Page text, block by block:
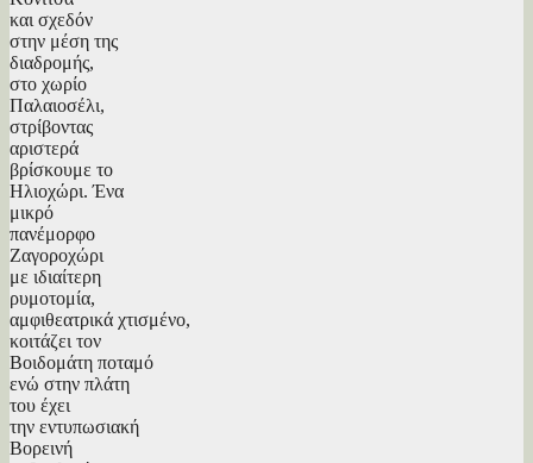
και σχεδόν
στην μέση της
διαδρομής,
στο χωρίο
Παλαιοσέλι,
στρίβοντας
αριστερά
βρίσκουμε το
Ηλιοχώρι. Ένα
μικρό
πανέμορφο
Ζαγοροχώρι
με ιδιαίτερη
ρυμοτομία,
αμφιθεατρικά χτισμένο,
κοιτάζει τον
Βοιδομάτη ποταμό
ενώ στην πλάτη
του έχει
την εντυπωσιακή
Βορεινή